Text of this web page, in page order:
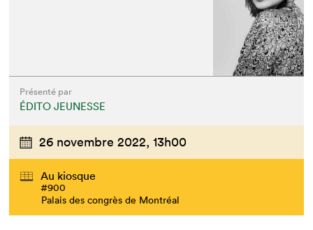
Présenté par
ÉDITO JEUNESSE
26 novembre 2022, 13h00
Au kiosque
#900
Palais des congrès de Montréal